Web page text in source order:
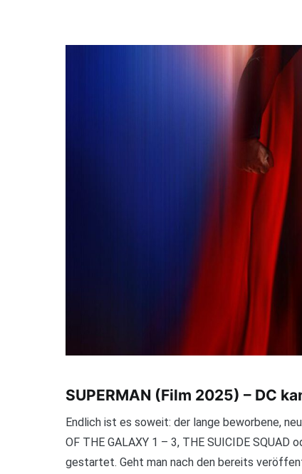
SUPERMAN (Film 2025) – DC
Endlich ist es soweit: der lange beworbene,
OF THE GALAXY 1 – 3, THE SUICIDE SQUAD
gestartet. Geht man nach den bereits